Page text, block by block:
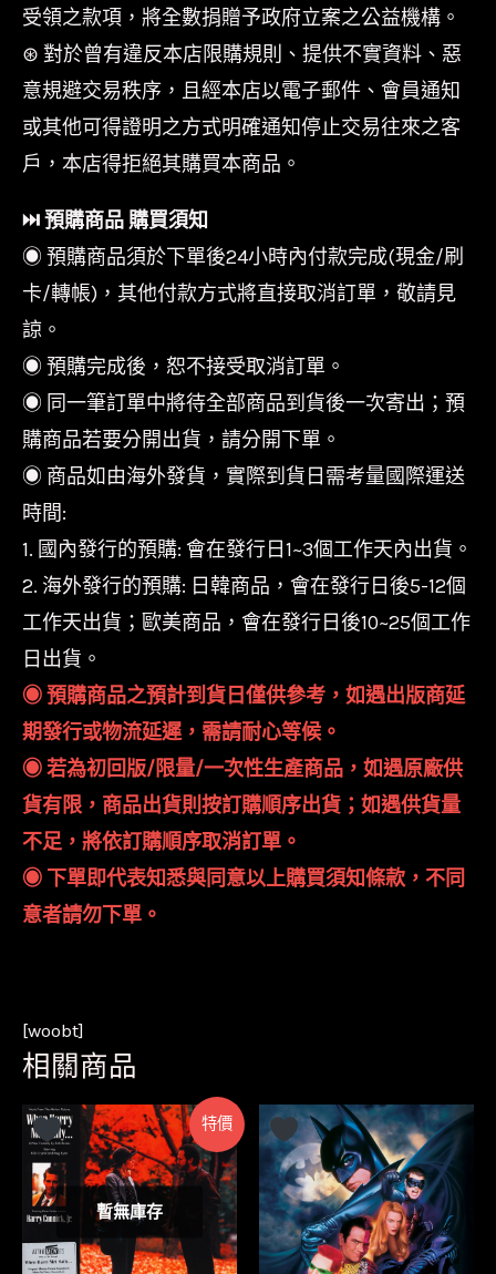
受領之款項，將全數捐贈予政府立案之公益機構。
⊛ 對於曾有違反本店限購規則、提供不實資料、惡
意規避交易秩序，且經本店以電子郵件、會員通知
或其他可得證明之方式明確通知停止交易往來之客
戶，本店得拒絕其購買本商品。
⏭︎ 預購商品 購買須知
◉ 預購商品須於下單後24小時內付款完成(現金/刷
卡/轉帳)，其他付款方式將直接取消訂單，敬請見
諒。
◉ 預購完成後，恕不接受取消訂單。
◉ 同一筆訂單中將待全部商品到貨後一次寄出；預
購商品若要分開出貨，請分開下單。
◉ 商品如由海外發貨，實際到貨日需考量國際運送
時間:
1. 國內發行的預購: 會在發行日1~3個工作天內出貨。
2. 海外發行的預購: 日韓商品，會在發行日後5-12個
工作天出貨；歐美商品，會在發行日後10~25個工作
日出貨。
◉ 預購商品之預計到貨日僅供參考，如遇出版商延
期發行或物流延遲，需請耐心等候。
◉ 若為初回版/限量/一次性生產商品，如遇原廠供
貨有限，商品出貨則按訂購順序出貨；如遇供貨量
不足，將依訂購順序取消訂單。
◉ 下單即代表知悉與同意以上購買須知條款，不同
意者請勿下單。
[woobt]
相關商品
特價
暫無庫存